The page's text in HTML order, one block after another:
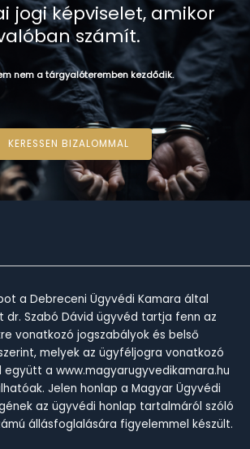
jogi képviselet, amikor
számít.
nem a tárgyalóteremben kezdődik.
KERESSEN BIZALOMMAL
a Debreceni Ügyvédi Kamara által
Szabó Dávid ügyvéd tartja fenn az
vonatkozó jogszabályok és belső
melyek az ügyféljogra vonatkozó
a www.magyarugyvedikamara.hu
Jelen honlap a Magyar Ügyvédi
az ügyvédi honlap tartalmáról szóló
állásfoglalására figyelemmel készült.